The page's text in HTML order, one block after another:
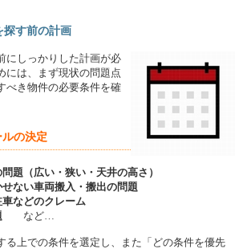
探す前の計画
にしっかりした計画が必
には、まず現状の問題点
べき物件の必要条件を確
の決定
題（広い・狭い・天井の高さ）
ない車両搬入・搬出の問題
などのクレーム
など…
る上での条件を選定し、また「どの条件を優先